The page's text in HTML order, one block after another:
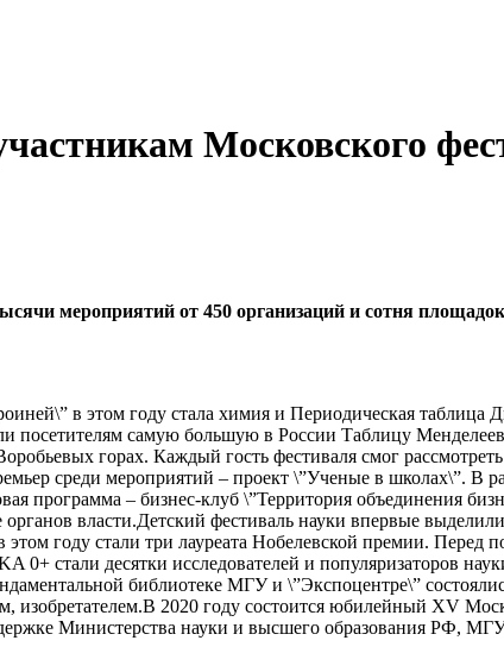
Московского
мероприятий от 450 организаций и сотня
в этом году стала химия и Периодическая таблица
посетителям самую большую в России Таблицу
горах. Каждый гость фестиваля смог
среди мероприятий – проект \”Ученые в школах\”. В
программа – бизнес-клуб \”Территория объединения
власти.Детский фестиваль науки впервые
году стали три лауреата Нобелевской премии. Перед
стали десятки исследователей и популяризаторов
библиотеке МГУ и \”Экспоцентре\”
изобретателем.В 2020 году состоится юбилейный XV
Министерства науки и высшего образования РФ,